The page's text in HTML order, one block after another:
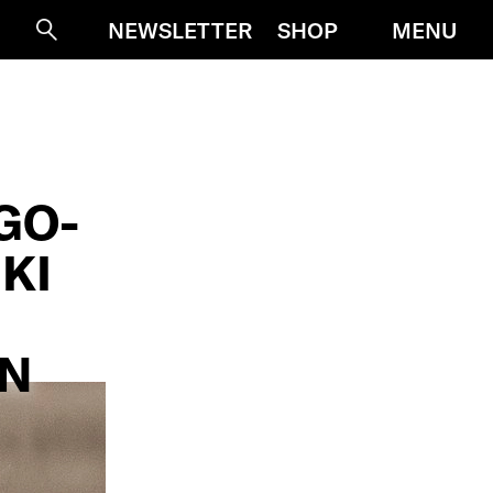
SucheNEWSLETTER SHOP MENU